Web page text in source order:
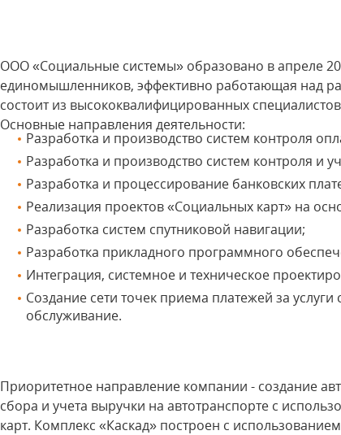
ООО «Социальные системы» образовано в апреле
единомышленников, эффективно работающая над
состоит из высококвалифицированных
Основные направления деятельности:
Разработка и производство систем контроля
Разработка и производство систем контроля и
Разработка и процессирование банковских
Реализация проектов «Социальных карт» на
Разработка систем спутниковой навигации;
Разработка прикладного программного
Интеграция, системное и техническое
Создание сети точек приема платежей за
обслуживание.
Приоритетное направление компании - создание
сбора и учета выручки на автотранспорте с
карт. Комплекс «Каскад» построен с